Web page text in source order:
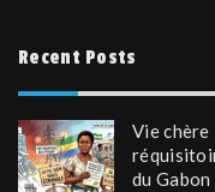
Recent Posts
Vie chère
du Gabon